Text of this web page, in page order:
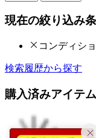
現在の絞り込み
コンディシ
検索履歴から探す
購入済みアイテ